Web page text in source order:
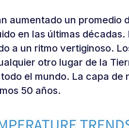
aumentado un promedio
en las últimas
a un ritmo vertiginoso.
otro lugar de la
el mundo. La capa
50 años.